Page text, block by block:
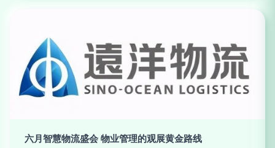
六月智慧物流盛会 物业管理的观展黄金路线